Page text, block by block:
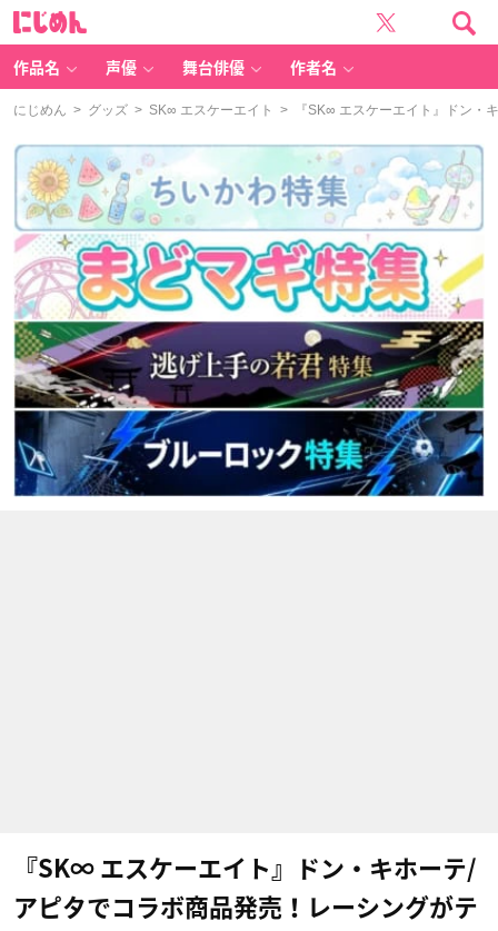
作品名 声優 舞台俳優 作者名
にじめん > グッズ > SK∞ エスケーエイト > 『SK∞ エスケーエイト』ドン・
『SK∞ エスケーエイト』ドン・キホーテ/
アピタでコラボ商品発売！レーシングがテ